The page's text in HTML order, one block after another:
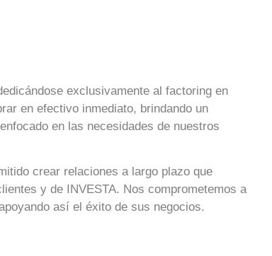
exclusivamente al factoring en
en efectivo inmediato, brindando un
en las necesidades de nuestros
crear relaciones a largo plazo que
y de INVESTA. Nos comprometemos a
así el éxito de sus negocios.